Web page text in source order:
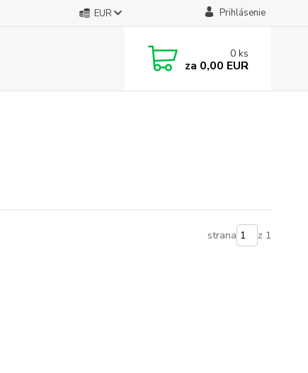
EUR Prihlásenie
0 ks
za 0,00 EUR
strana z 1